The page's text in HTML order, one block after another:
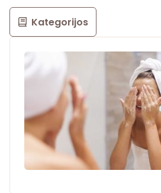
Kategorijos